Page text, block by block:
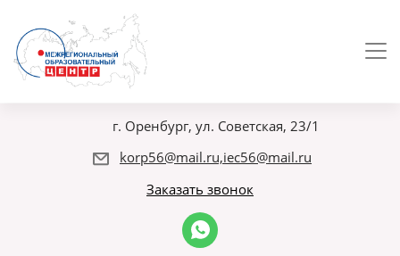
г. Оренбург, ул. Советская, 23/1
korp56@mail.ru,iec56@mail.ru
Заказать звонок